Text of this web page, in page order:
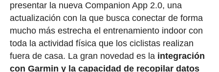
presentar la nueva Companion App 2.0, una
actualización con la que busca conectar de forma
mucho más estrecha el entrenamiento indoor con
toda la actividad física que los ciclistas realizan
fuera de casa. La gran novedad es la integración
con Garmin y la capacidad de recopilar datos